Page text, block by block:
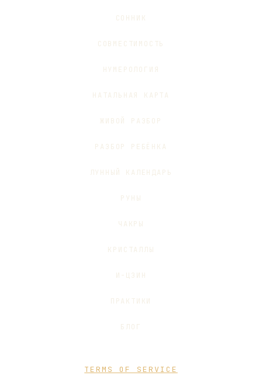
СОННИК
СОВМЕСТИМОСТЬ
НУМЕРОЛОГИЯ
НАТАЛЬНАЯ КАРТА
ЖИВОЙ РАЗБОР
РАЗБОР РЕБЁНКА
ЛУННЫЙ КАЛЕНДАРЬ
РУНЫ
ЧАКРЫ
КРИСТАЛЛЫ
И-ЦЗИН
ПРАКТИКИ
БЛОГ
TERMS OF SERVICE